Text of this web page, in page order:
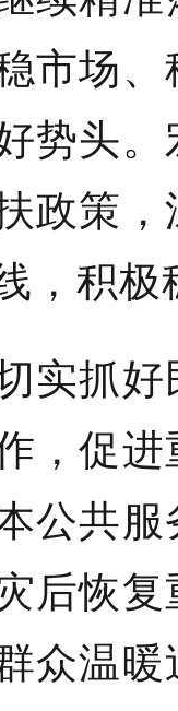
市场
势头
政策
，积
实抓
，促
公共
后恢
众温暖